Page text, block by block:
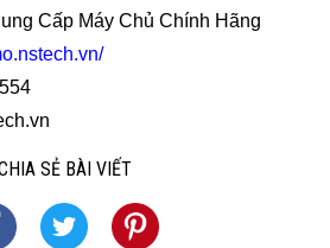
Cấp Máy Chủ Chính Hãng
SẺ BÀI VIẾT